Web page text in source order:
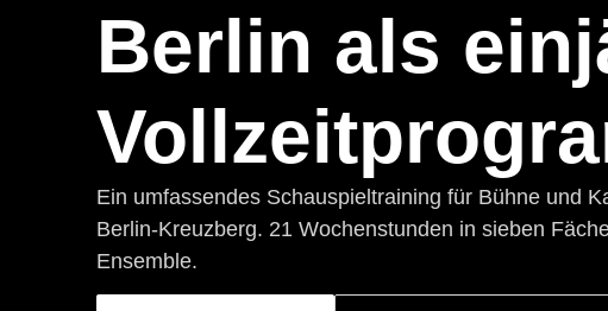
Berlin als
Ein umfassendes Schauspieltraining für Bühne und
Berlin-Kreuzberg. 21 Wochenstunden in sieben
Ensemble.